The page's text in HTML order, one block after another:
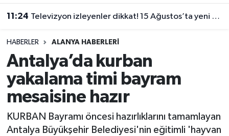
11:24 Televizyon izleyenler dikkat! 15 Ağustos’ta yeni dönem başlıyor
HABERLER ALANYA HABERLERI
Antalya’da kurban
yakalama timi bayram
mesaisine hazır
KURBAN Bayramı öncesi hazırlıklarını tamamlayan
Antalya Büyükşehir Belediyesi'nin eğitimli 'hayvan
Ekonomi
Resmi İlanlar
Alanyaspor
Turizm
Antalya Namaz Vakitleri
Süper Lig Puan Durumu ve Fikstür
Tüm Manşetler
Son Dakika Haberleri